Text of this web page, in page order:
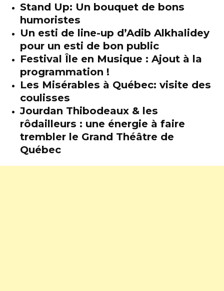
Stand Up: Un bouquet de bons
humoristes
Un esti de line-up d’Adib Alkhalidey
pour un esti de bon public
Festival Île en Musique : Ajout à la
programmation !
Les Misérables à Québec: visite des
coulisses
Jourdan Thibodeaux & les
rôdailleurs : une énergie à faire
trembler le Grand Théâtre de
Québec